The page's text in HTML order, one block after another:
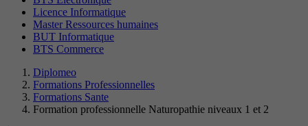
Licence Informatique
Master Ressources humaines
BUT Informatique
BTS Commerce
Diplomeo
Formations Professionnelles
Formations Sante
Formation professionnelle Naturopathie niveaux 1 et 2